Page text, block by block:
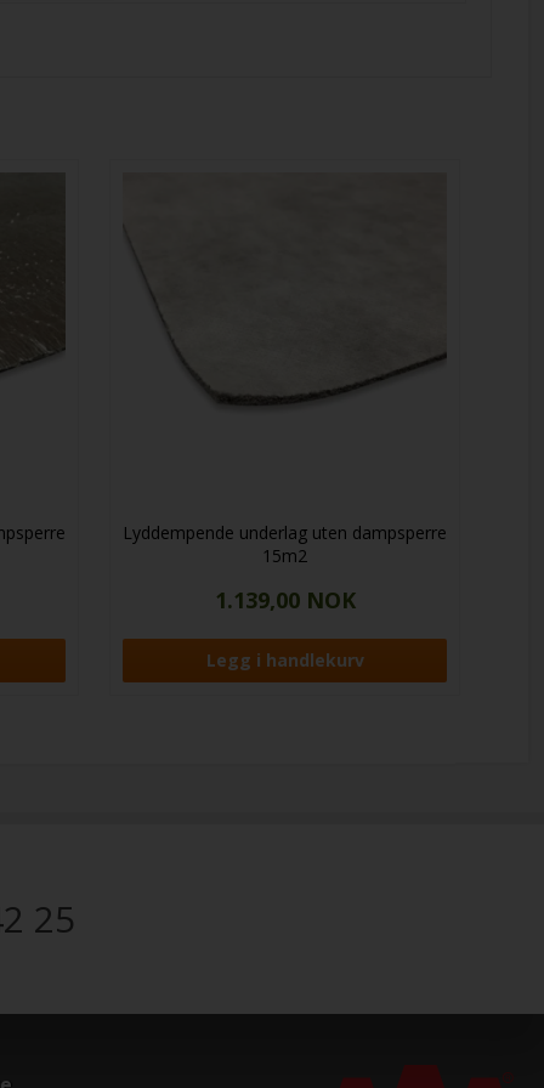
Lyddempende underlag uten dampsperre
15m2
1.139,00 NOK
25